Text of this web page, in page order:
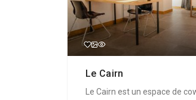
Le Cairn
Le Cairn est un espace de